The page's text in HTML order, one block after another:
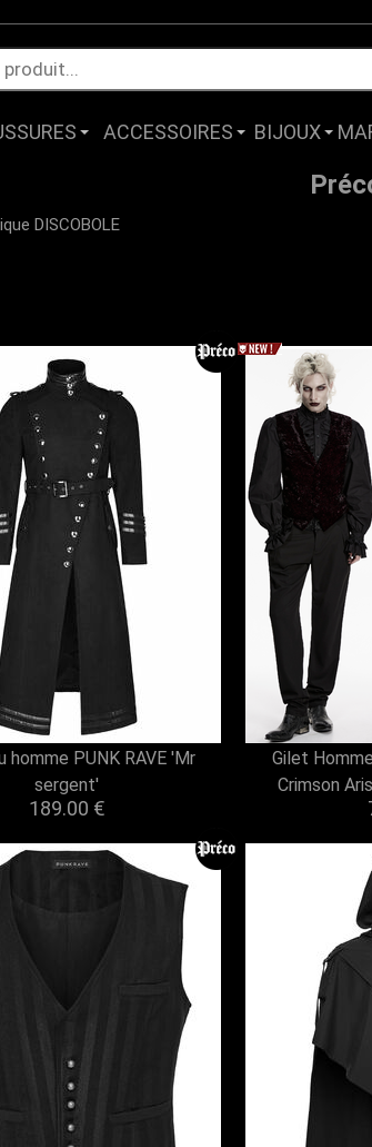
ACCESSOIRES BIJOUX
DISCOBOLE
homme PUNK RAVE 'Mr
sergent'
189.00 €
Gilet
Crimson